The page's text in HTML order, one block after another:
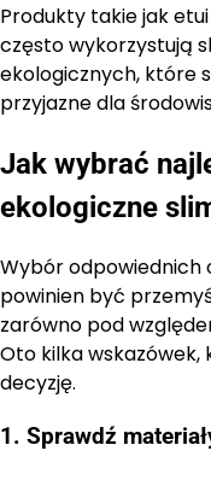
Produkty takie jak
często wykorzystują
ekologicznych, które
przyjazne dla
Jak wybrać
ekologiczne
Wybór odpowiednich
powinien być
zarówno pod
Oto kilka
decyzję.
1. Sprawdź